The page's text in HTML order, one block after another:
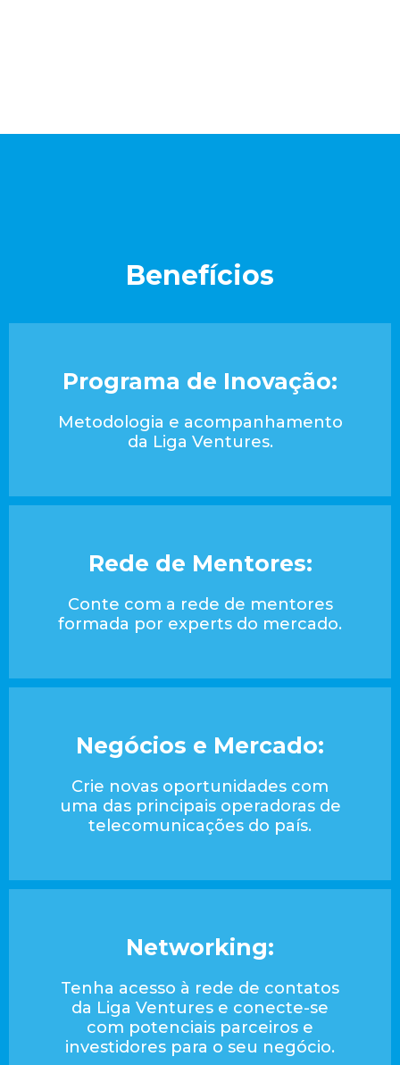
Benefícios​
Programa de Inovação:
Metodologia e acompanhamento
da Liga Ventures.
Rede de Mentores:
Conte com a rede de mentores
formada por experts do mercado.
Negócios e Mercado:
Crie novas oportunidades com
uma das principais operadoras de
telecomunicações do país.
Networking:
Tenha acesso à rede de contatos
da Liga Ventures e conecte-se
com potenciais parceiros e
investidores para o seu negócio.